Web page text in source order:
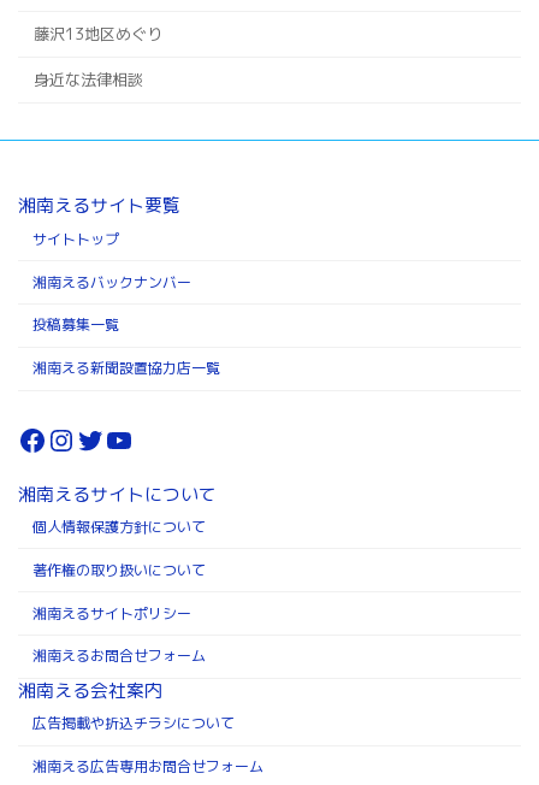
藤沢13地区めぐり
身近な法律相談
湘南えるサイト要覧
サイトトップ
湘南えるバックナンバー
投稿募集一覧
湘南える新聞設置協力店一覧
Facebook
Instagram
Twitter
YouTube
湘南えるサイトについて
個人情報保護方針について
著作権の取り扱いについて
湘南えるサイトポリシー
湘南えるお問合せフォーム
湘南える会社案内
広告掲載や折込チラシについて
湘南える広告専用お問合せフォーム